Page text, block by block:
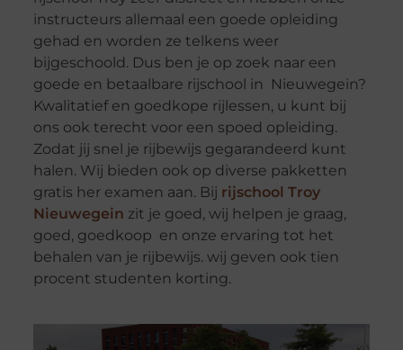
instructeurs allemaal een goede opleiding
gehad en worden ze telkens weer
bijgeschoold. Dus ben je op zoek naar een
goede en betaalbare rijschool in Nieuwegein?
Kwalitatief en goedkope rijlessen, u kunt bij
ons ook terecht voor een spoed opleiding.
Zodat jij snel je rijbewijs gegarandeerd kunt
halen. Wij bieden ook op diverse pakketten
gratis her examen aan. Bij rijschool Troy
Nieuwegein zit je goed, wij helpen je graag,
goed, goedkoop en onze ervaring tot het
behalen van je rijbewijs. wij geven ook tien
procent studenten korting.